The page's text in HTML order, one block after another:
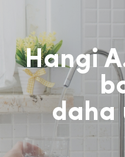
Hangi
daha